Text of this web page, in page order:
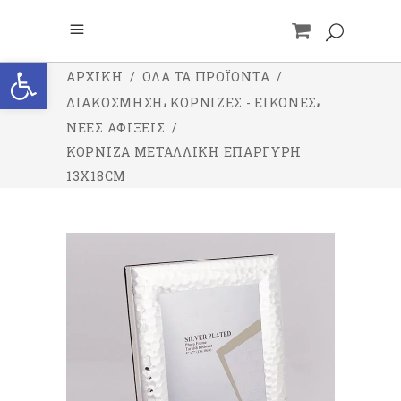
Ανοίξτε τη γραμμή εργαλείων
ΑΡΧΙΚΉ / ΌΛΑ ΤΑ ΠΡΟΪΌΝΤΑ /
ΔΙΑΚΟΣΜΗΣΗ, ΚΟΡΝΙΖΕΣ - ΕΙΚΟΝΕΣ,
ΝΕΕΣ ΑΦΙΞΕΙΣ /
ΚΟΡΝΊΖΑ ΜΕΤΑΛΛΙΚΉ ΕΠΆΡΓΥΡΗ
13X18CM